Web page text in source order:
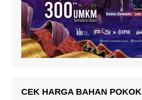
CEK HARGA BAHAN POKOK